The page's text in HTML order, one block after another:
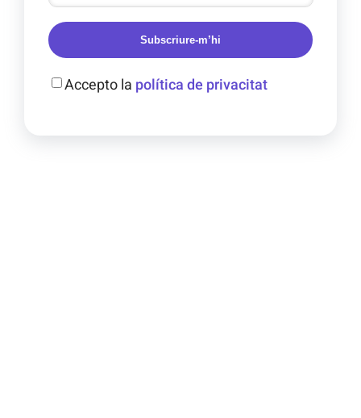
Subscriure-m’hi
Accepto la política de privacitat